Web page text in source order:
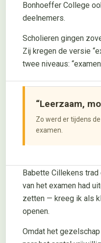
Bonhoeffer College
deelnemers.
Scholieren gingen
Zij kregen de versie
twee niveaus:
“Leerzaam,
Zo werd er tijdens
examen.
Babette Cillekens
van het examen had
zetten — kreeg ik als
openen.
Omdat het